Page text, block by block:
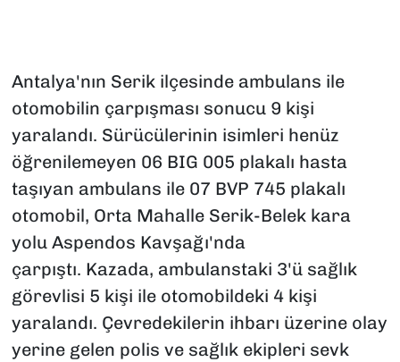
Antalya'nın Serik ilçesinde ambulans ile
otomobilin çarpışması sonucu 9 kişi
yaralandı. Sürücülerinin isimleri henüz
öğrenilemeyen 06 BIG 005 plakalı hasta
taşıyan ambulans ile 07 BVP 745 plakalı
otomobil, Orta Mahalle Serik-Belek kara
yolu Aspendos Kavşağı'nda
çarpıştı. Kazada, ambulanstaki 3'ü sağlık
görevlisi 5 kişi ile otomobildeki 4 kişi
yaralandı. Çevredekilerin ihbarı üzerine olay
yerine gelen polis ve sağlık ekipleri sevk